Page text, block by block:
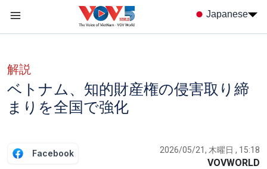
Japanese
解説
ベトナム、知的財産権の侵害取り締
まりを全国で強化
Facebook 2026/05/21, 木曜日 , 15:18
VOVWORLD